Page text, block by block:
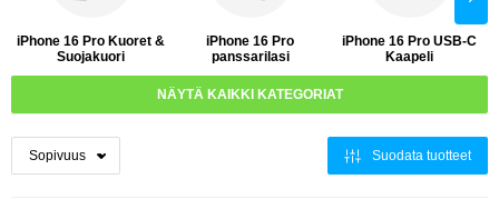
iPhone 16 Pro Kuoret &
Suojakuori
iPhone 16 Pro
panssarilasi
iPhone 16 Pro USB-C
Kaapeli
NÄYTÄ KAIKKI KATEGORIAT
Suodata tuotteet